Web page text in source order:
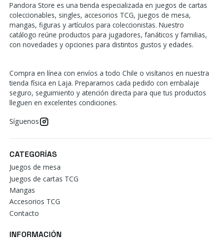
Pandora Store es una tienda especializada en juegos de cartas
coleccionables, singles, accesorios TCG, juegos de mesa,
mangas, figuras y artículos para coleccionistas. Nuestro
catálogo reúne productos para jugadores, fanáticos y familias,
con novedades y opciones para distintos gustos y edades.
Compra en línea con envíos a todo Chile o visítanos en nuestra
tienda física en Laja. Preparamos cada pedido con embalaje
seguro, seguimiento y atención directa para que tus productos
lleguen en excelentes condiciones.
Síguenos
CATEGORÍAS
Juegos de mesa
Juegos de cartas TCG
Mangas
Accesorios TCG
Contacto
INFORMACIÓN